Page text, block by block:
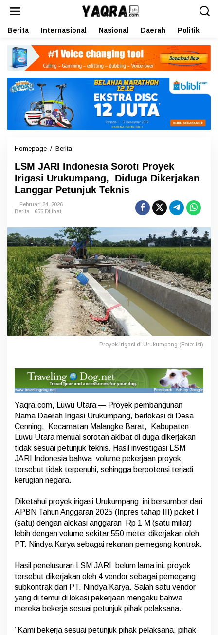
Berita Internasional Nasional Daerah Politik
Homepage / Berita
M
J
A
R
d
o
n
e
s
i
a
S
o
r
o
t
i
y
e
k
I
r
g
a
s
i
U
u
m
a
n
g
,
i
d
u
g
D
k
LSM JARI Indonesia Soroti Proyek
Irigasi Urukumpang, Diduga Dikerjakan
Langgar Petunjuk Teknis
Februari 24, 2026
Berita
655 Dilihat
Proyek Irigasi di Urukumpang (Foto: Ist)
Yaqra.com, Luwu Utara — Proyek pembangunan
Nama Daerah Irigasi Urukumpang, berlokasi di Desa
Cenning, Kecamatan Malangke Barat, Kabupaten
Luwu Utara menuai sorotan akibat di duga dikerjakan
tidak sesuai petunjuk teknis. Hasil investigasi LSM
JARI Indonesia bahwa volume pekerjaan proyek
tersebut tidak terpenuhi, sehingga berpotensi terjadi
kerugian negara.
‎Diketahui proyek irigasi Urukumpang ini bersumber dari
APBN Tahun Anggaran 2025 (Inpres tahap III) paket I
(satu) dengan alokasi anggaran Rp 1 M (satu miliar)
lebih dengan volume sekitar 550 meter dikerjakan oleh
PT. Nindya Karya sebagai rekanan pemegang kontrak.
‎Hasil penelusuran LSM JARI belum lama ini, proyek
tersebut dikerjakan oleh 4 vendor sebagai pemegang
subkontrak dari PT. Nindya Karya. Salah satu vendor
yang di temui di lokasi pekerjaan mengaku bahwa
mereka bekerja sesuai petunjuk pihak pelaksana.
‎”Kami bekerja sesuai petunjuk pihak pelaksana, pihak